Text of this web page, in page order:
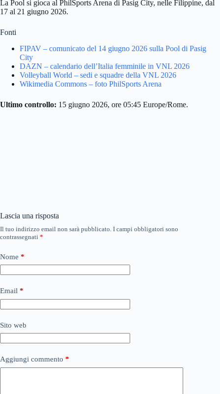
La Pool si gioca al PhilSports Arena di Pasig City, nelle Filippine, dal
17 al 21 giugno 2026.
Fonti
FIPAV – comunicato del 14 giugno 2026 sulla Pool di Pasig
City
DAZN – calendario dell’Italia femminile in VNL 2026
Volleyball World – sedi e squadre della VNL 2026
Wikimedia Commons – foto PhilSports Arena
Ultimo controllo: 15 giugno 2026, ore 05:45 Europe/Rome.
Lascia una risposta
Il tuo indirizzo email non sarà pubblicato. I campi obbligatori sono
contrassegnati *
Nome *
Email *
Sito web
Aggiungi commento *